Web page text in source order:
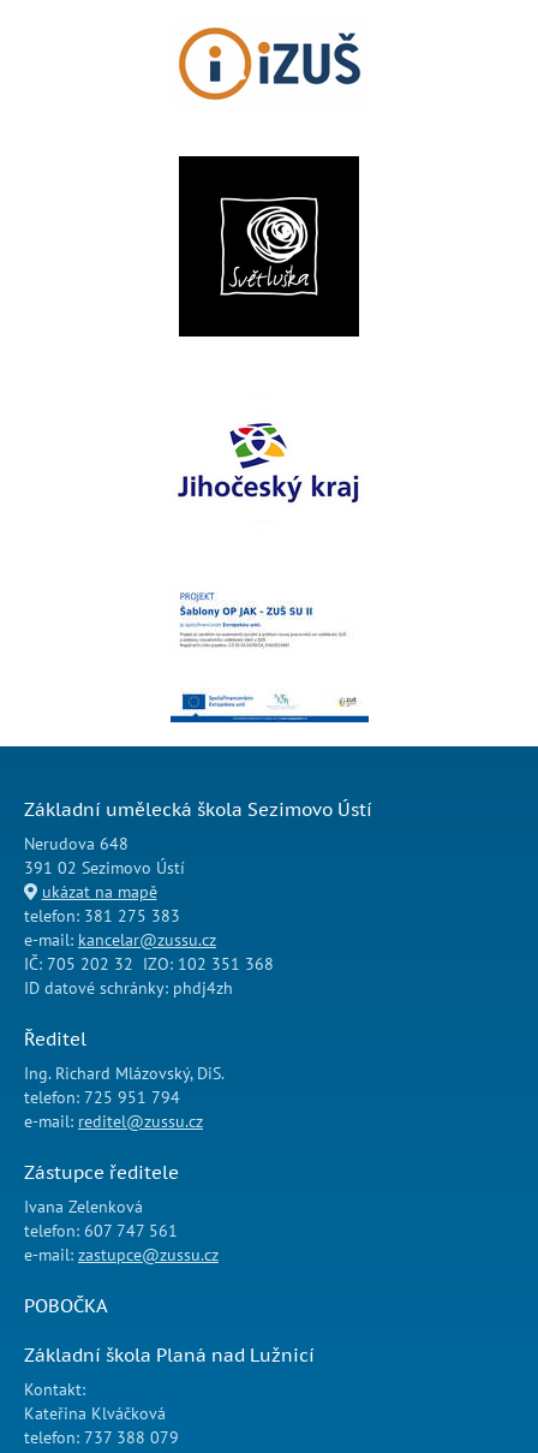
Základní umělecká škola Sezimovo Ústí
Nerudova 648
391 02 Sezimovo Ústí
ukázat na mapě
telefon: 381 275 383
e-mail: kancelar@zussu.cz
IČ: 705 202 32 IZO: 102 351 368
ID datové schránky: phdj4zh
Ředitel
Ing. Richard Mlázovský, DiS.
telefon: 725 951 794
e-mail: reditel@zussu.cz
Zástupce ředitele
Ivana Zelenková
telefon: 607 747 561
e-mail: zastupce@zussu.cz
POBOČKA
Základní škola Planá nad Lužnicí
Kontakt:
Kateřina Klváčková
telefon: 737 388 079